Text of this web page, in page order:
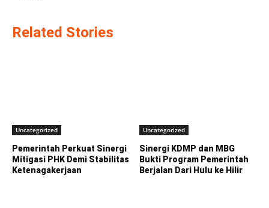
Related Stories
Uncategorized
Pemerintah Perkuat Sinergi
Mitigasi PHK Demi Stabilitas
Ketenagakerjaan
Uncategorized
Sinergi KDMP dan MBG
Bukti Program Pemerintah
Berjalan Dari Hulu ke Hilir